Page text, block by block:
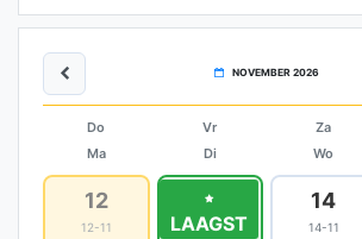
NOVEMBER 2026
Do Vr Za
Ma
Di Wo
12
12-11
LAAGST
13
13-11
14
14-11